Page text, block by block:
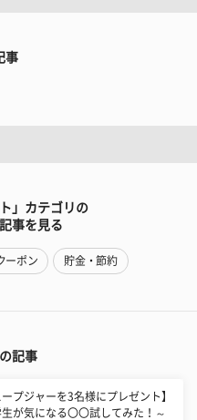
事
」カテゴリの
事を見る
ーポン 貯金・節約
記事
ープジャーを3名様にプレゼント】
が気になる〇〇試してみた！～